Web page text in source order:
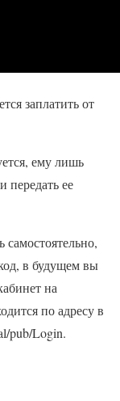
заплатить от
ему лишь
передать ее
самостоятельно,
в будущем вы
на
по адресу в
pub/Login.